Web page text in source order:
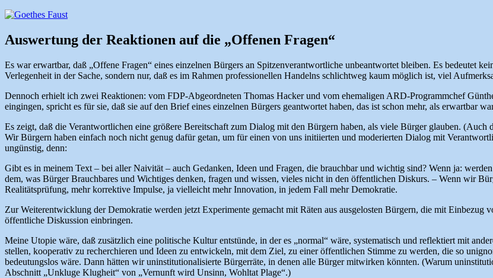
Auswertung der Reaktionen auf die „Offenen Fragen“
Es war erwartbar, daß „Offene Fragen“ eines einzelnen Bürgers an Spitzenverantwortliche unbeantwortet bleiben. Es bedeutet
Verlegenheit in der Sache, sondern nur, daß es im Rahmen professionellen Handelns schlichtweg kaum möglich ist, viel
Dennoch erhielt ich zwei Reaktionen: vom FDP-Abgeordneten Thomas Hacker und vom ehemaligen ARD-Programmchef
eingingen, spricht es für sie, daß sie auf den Brief eines einzelnen Bürgers geantwortet haben, das ist schon mehr, als erwartbar
Es zeigt, daß die Verantwortlichen eine größere Bereitschaft zum Dialog mit den Bürgern haben, als viele Bürger glauben.
Wir Bürgern haben einfach noch nicht genug dafür getan, um für einen von uns initiierten und moderierten Dialog mit
ungünstig, denn:
Gibt es in meinem Text – bei aller Naivität – auch Gedanken, Ideen und Fragen, die brauchbar und wichtig sind? Wenn ja:
dem, was Bürger Brauchbares und Wichtiges denken, fragen und wissen, vieles nicht in den öffentlichen Diskurs. – Wenn wir
Realitätsprüfung, mehr korrektive Impulse, ja vielleicht mehr Innovation, in jedem Fall mehr Demokratie.
Zur Weiterentwicklung der Demokratie werden jetzt Experimente gemacht mit Räten aus ausgelosten Bürgern, die mit
öffentliche Diskussion einbringen.
Meine Utopie wäre, daß zusätzlich eine politische Kultur entstünde, in der es „normal“ wäre, systematisch und reflektiert mit
stellen, kooperativ zu recherchieren und Ideen zu entwickeln, mit dem Ziel, zu einer öffentlichen Stimme zu werden, die so
bedeutungslos wäre. Dann hätten wir uninstitutionalisierte Bürgerräte, in denen alle Bürger mitwirken könnten. (Warum
Abschnitt „Unkluge Klugheit“ von „Vernunft wird Unsinn, Wohltat Plage“.)